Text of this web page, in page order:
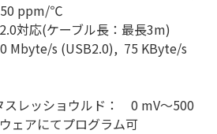
ppm/℃
対応(ケーブル長：最長3m)
Mbyte/s (USB2.0), 75 KByte/s
スレッショウルド： 0 mV～500
ェアにてプログラム可